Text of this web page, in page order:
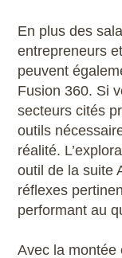
En plus des
entrepreneurs
peuvent
Fusion 360. Si
secteurs cités
outils
réalité.
outil de la suite
réflexes
performant au
Avec la montée